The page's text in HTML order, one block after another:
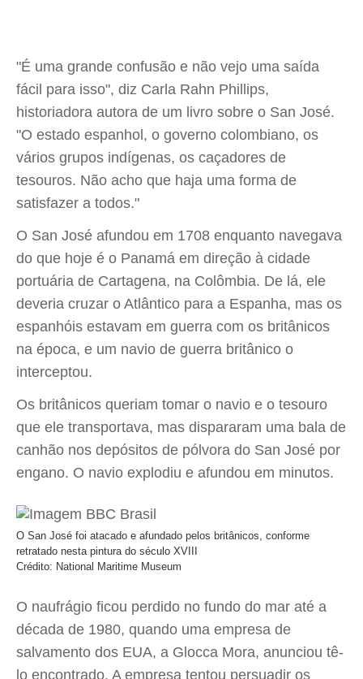
"É uma grande confusão e não vejo uma saída
fácil para isso", diz Carla Rahn Phillips,
historiadora autora de um livro sobre o San José.
"O estado espanhol, o governo colombiano, os
vários grupos indígenas, os caçadores de
tesouros. Não acho que haja uma forma de
satisfazer a todos."
O San José afundou em 1708 enquanto navegava
do que hoje é o Panamá em direção à cidade
portuária de Cartagena, na Colômbia. De lá, ele
deveria cruzar o Atlântico para a Espanha, mas os
espanhóis estavam em guerra com os britânicos
na época, e um navio de guerra britânico o
interceptou.
Os britânicos queriam tomar o navio e o tesouro
que ele transportava, mas dispararam uma bala de
canhão nos depósitos de pólvora do San José por
engano. O navio explodiu e afundou em minutos.
O San José foi atacado e afundado pelos britânicos, conforme
retratado nesta pintura do século XVIII
Crédito: National Maritime Museum
O naufrágio ficou perdido no fundo do mar até a
década de 1980, quando uma empresa de
salvamento dos EUA, a Glocca Mora, anunciou tê-
lo encontrado. A empresa tentou persuadir os